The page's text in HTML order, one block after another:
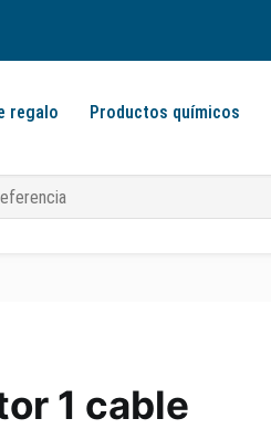
regalo Productos químicos
1 cable